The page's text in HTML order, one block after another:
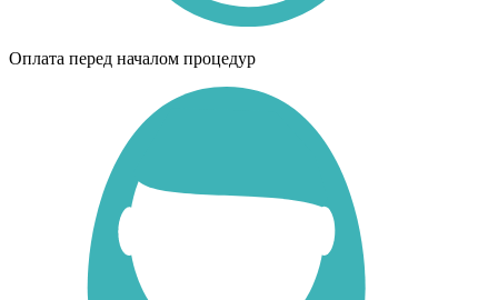
Оплата перед началом процедур